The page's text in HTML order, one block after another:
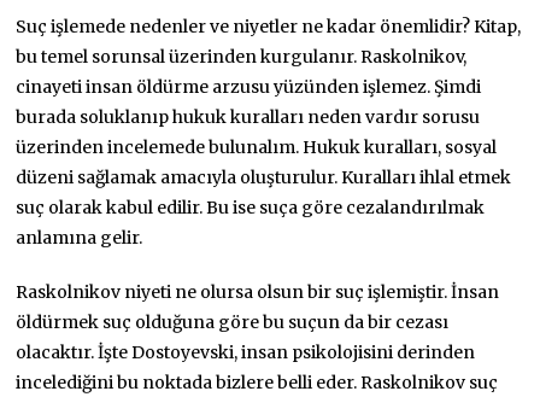
Suç işlemede nedenler ve niyetler ne kadar önemlidir? Kitap,
bu temel sorunsal üzerinden kurgulanır. Raskolnikov,
cinayeti insan öldürme arzusu yüzünden işlemez. Şimdi
burada soluklanıp hukuk kuralları neden vardır sorusu
üzerinden incelemede bulunalım. Hukuk kuralları, sosyal
düzeni sağlamak amacıyla oluşturulur. Kuralları ihlal etmek
suç olarak kabul edilir. Bu ise suça göre cezalandırılmak
anlamına gelir.
Raskolnikov niyeti ne olursa olsun bir suç işlemiştir. İnsan
öldürmek suç olduğuna göre bu suçun da bir cezası
olacaktır. İşte Dostoyevski, insan psikolojisini derinden
incelediğini bu noktada bizlere belli eder. Raskolnikov suç